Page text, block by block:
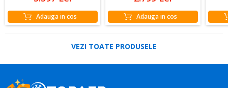
Adauga in cos Adauga in cos
VEZI TOATE PRODUSELE